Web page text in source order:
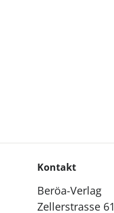
Kontakt
Beröa-Verlag
Zellerstrasse 61